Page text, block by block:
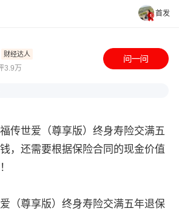
首发
财经达人
3.9万
传世爱（尊享版）终身寿险交满五
，还需要根据保险合同的现金价值
（尊享版）终身寿险交满五年退保